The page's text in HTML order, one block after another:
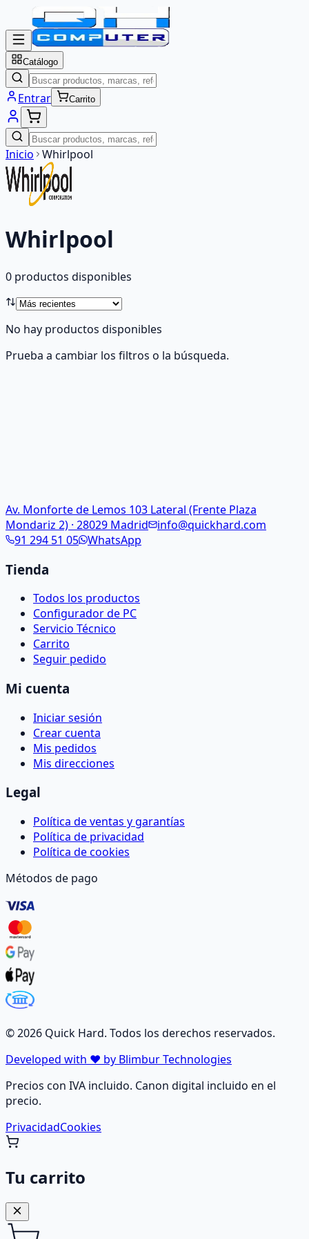
Catálogo
Entrar Carrito
Inicio Whirlpool
Whirlpool
0 productos disponibles
No hay productos disponibles
Prueba a cambiar los filtros o la búsqueda.
Av. Monforte de Lemos 103 Lateral (Frente Plaza
Mondariz 2) · 28029 Madrid
info@quickhard.com
91 294 51 05 WhatsApp
Tienda
Todos los productos
Configurador de PC
Servicio Técnico
Carrito
Seguir pedido
Mi cuenta
Iniciar sesión
Crear cuenta
Mis pedidos
Mis direcciones
Legal
Política de ventas y garantías
Política de privacidad
Política de cookies
Métodos de pago
©2026 Quick Hard. Todos los derechos reservados.
Developed with ❤️ by Blimbur Technologies
Precios con IVA incluido. Canon digital incluido en el
precio.
PrivacidadCookies
Tu carrito